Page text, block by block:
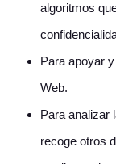
algoritmos
Para apoyar
Web.
Para analizar
recoge otros